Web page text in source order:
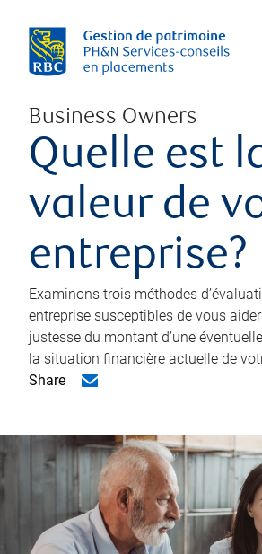
Business Owners
Quelle est
valeur de
entreprise?
Examinons trois méthodes
entreprise susceptibles de vous
justesse du montant d’une
la situation financière actuelle de
Share